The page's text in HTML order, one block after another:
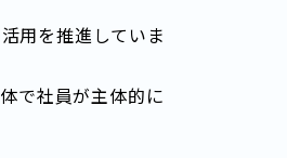
用を推進していま
で社員が主体的に